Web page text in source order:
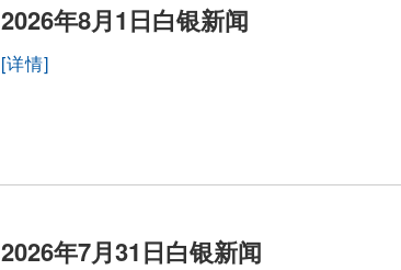
2026年8月1日白银新闻
[详情]
2026年7月31日白银新闻